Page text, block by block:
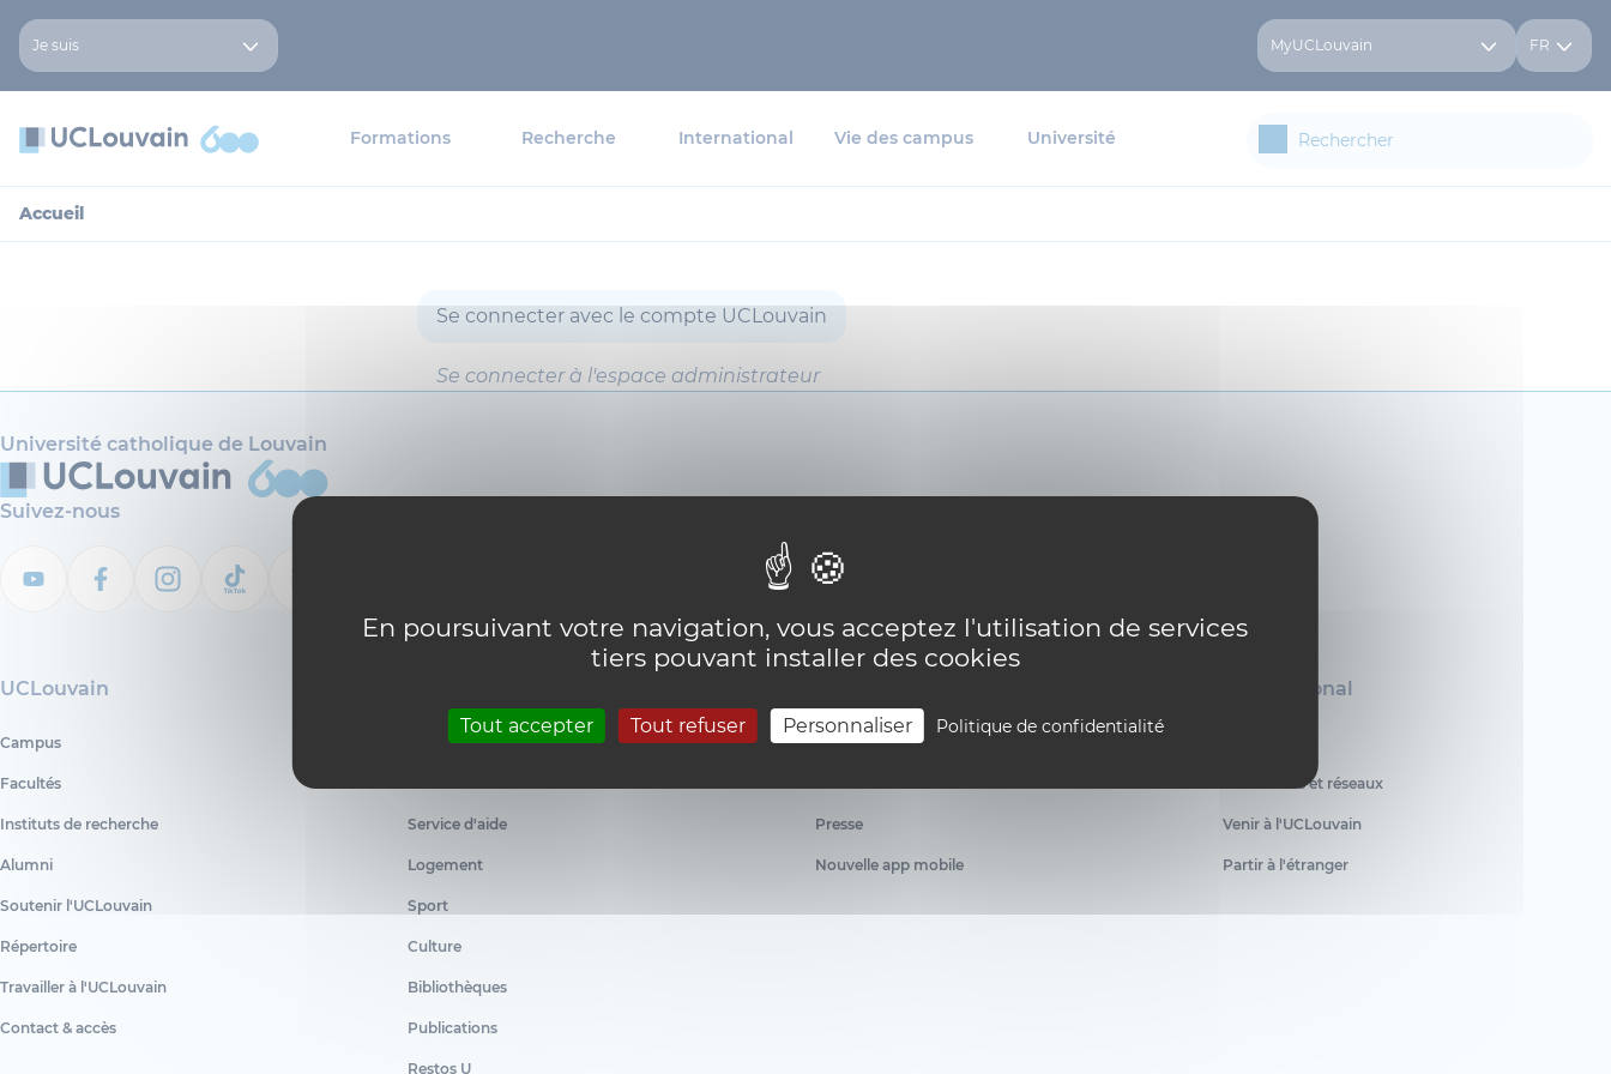
Panneau de gestion des cookies
En poursuivant votre navigation, vous acceptez l'utilisation de services
tiers pouvant installer des cookies
Tout accepter Tout refuser Personnaliser Politique de confidentialité
Je suis MyUCLouvain FR
Formations Recherche International Vie des campus Université
Accueil
Se connecter avec le compte UCLouvain
Se connecter à l'espace administrateur
Université catholique de Louvain
Suivez-nous
UCLouvain
Campus
Facultés
Instituts de recherche
Alumni
Soutenir l'UCLouvain
Répertoire
Travailler à l'UCLouvain
Contact & accès
Inscription
Service d'aide
Logement
Sport
Culture
Bibliothèques
Publications
Restos U
RDV futur étudiant
Presse
Nouvelle app mobile
International
Partenaires et réseaux
Venir à l'UCLouvain
Partir à l'étranger